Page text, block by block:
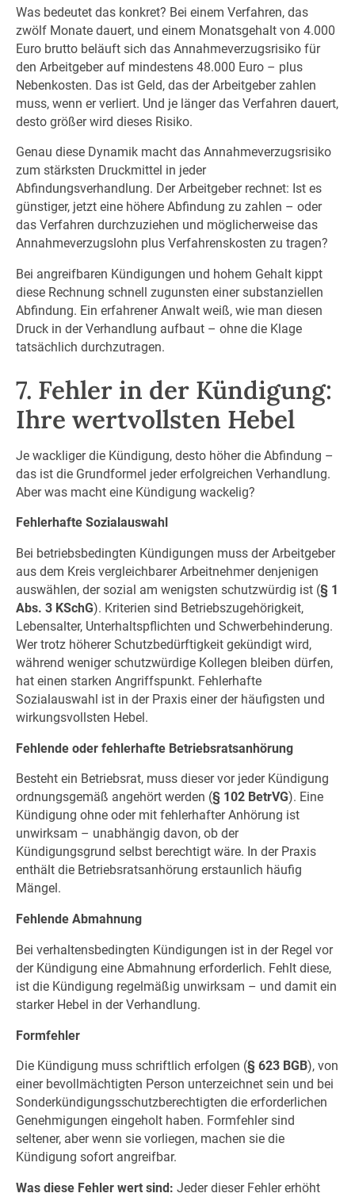
Was bedeutet das konkret? Bei einem Verfahren, das
zwölf Monate dauert, und einem Monatsgehalt von 4.000
Euro brutto beläuft sich das Annahmeverzugsrisiko für
den Arbeitgeber auf mindestens 48.000 Euro – plus
Nebenkosten. Das ist Geld, das der Arbeitgeber zahlen
muss, wenn er verliert. Und je länger das Verfahren dauert,
desto größer wird dieses Risiko.
Genau diese Dynamik macht das Annahmeverzugsrisiko
zum stärksten Druckmittel in jeder
Abfindungsverhandlung. Der Arbeitgeber rechnet: Ist es
günstiger, jetzt eine höhere Abfindung zu zahlen – oder
das Verfahren durchzuziehen und möglicherweise das
Annahmeverzugslohn plus Verfahrenskosten zu tragen?
Bei angreifbaren Kündigungen und hohem Gehalt kippt
diese Rechnung schnell zugunsten einer substanziellen
Abfindung. Ein erfahrener Anwalt weiß, wie man diesen
Druck in der Verhandlung aufbaut – ohne die Klage
tatsächlich durchzutragen.
7. Fehler in der Kündigung:
Ihre wertvollsten Hebel
Je wackliger die Kündigung, desto höher die Abfindung –
das ist die Grundformel jeder erfolgreichen Verhandlung.
Aber was macht eine Kündigung wackelig?
Fehlerhafte Sozialauswahl
Bei betriebsbedingten Kündigungen muss der Arbeitgeber
aus dem Kreis vergleichbarer Arbeitnehmer denjenigen
auswählen, der sozial am wenigsten schutzwürdig ist (§ 1
Abs. 3 KSchG). Kriterien sind Betriebszugehörigkeit,
Lebensalter, Unterhaltspflichten und Schwerbehinderung.
Wer trotz höherer Schutzbedürftigkeit gekündigt wird,
während weniger schutzwürdige Kollegen bleiben dürfen,
hat einen starken Angriffspunkt. Fehlerhafte
Sozialauswahl ist in der Praxis einer der häufigsten und
wirkungsvollsten Hebel.
Fehlende oder fehlerhafte Betriebsratsanhörung
Besteht ein Betriebsrat, muss dieser vor jeder Kündigung
ordnungsgemäß angehört werden (§ 102 BetrVG). Eine
Kündigung ohne oder mit fehlerhafter Anhörung ist
unwirksam – unabhängig davon, ob der
Kündigungsgrund selbst berechtigt wäre. In der Praxis
enthält die Betriebsratsanhörung erstaunlich häufig
Mängel.
Fehlende Abmahnung
Bei verhaltensbedingten Kündigungen ist in der Regel vor
der Kündigung eine Abmahnung erforderlich. Fehlt diese,
ist die Kündigung regelmäßig unwirksam – und damit ein
starker Hebel in der Verhandlung.
Formfehler
Die Kündigung muss schriftlich erfolgen (§ 623 BGB), von
einer bevollmächtigten Person unterzeichnet sein und bei
Sonderkündigungsschutzberechtigten die erforderlichen
Genehmigungen eingeholt haben. Formfehler sind
seltener, aber wenn sie vorliegen, machen sie die
Kündigung sofort angreifbar.
Was diese Fehler wert sind: Jeder dieser Fehler erhöht